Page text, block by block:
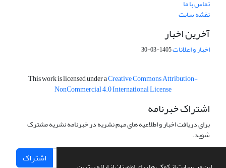
تماس با ما
نقشه سایت
آخرین اخبار
اخبار و اعلانات1405-03-30
This work is licensed under aCreative Commons Attribution-
NonCommercial 4.0 International License
اشتراک خبرنامه
برای دریافت اخبار و اطلاعیه های مهم نشریه در خبرنامه نشریه مشترک
شوید.
اشتراک